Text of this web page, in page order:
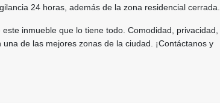
24 horas, además de la zona residencial cerrada.
inmueble que lo tiene todo. Comodidad, privacidad,
de las mejores zonas de la ciudad. ¡Contáctanos y